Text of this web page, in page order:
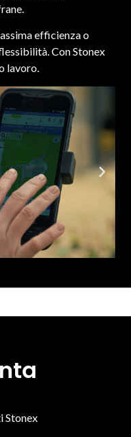
efficienza o
Con Stonex
lavoro.
Stonex